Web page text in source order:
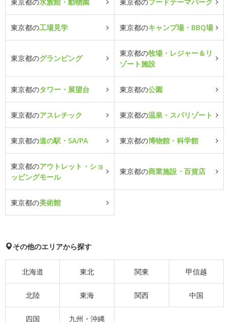
東京都の工場見学 東京都のキャンプ場・BBQ場
東京都のグランピング
東京都の牧場・レジャー＆リ
ゾート施設
東京都のタワー・展望台 東京都の公園
東京都のアスレチック 東京都の温泉・スパリゾート
東京都の道の駅・SA/PA 東京都の博物館・科学館
東京都のアウトレット・ショ
ッピングモール
東京都の商業施設・百貨店
東京都の美術館
その他のエリアから探す
北海道 東北 関東 甲信越
北陸 東海 関西 中国
四国 九州・沖縄